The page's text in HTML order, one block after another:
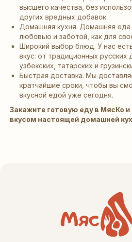
высшего качества, без
других вредных добавок.
Домашняя кухня. Домашняя еда
любовью и заботой, как для
Широкий выбор блюд. У нас
вкус: от традиционных русских
узбекских, татарских и
Быстрая доставка. Мы
кратчайшие сроки, чтобы вы
вкусной едой уже сегодня.
Закажите готовую еду в МясКо
вкусом настоящей домашней